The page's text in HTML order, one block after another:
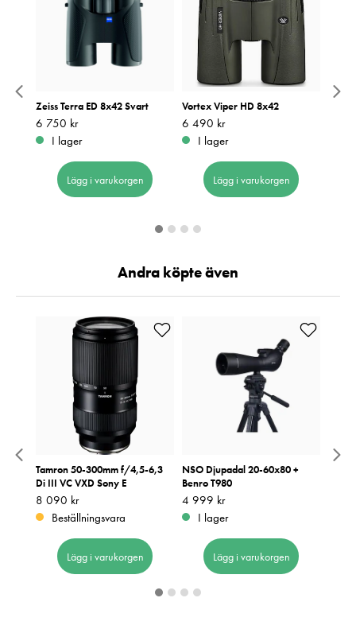
Zeiss Terra ED 8x42 Svart
Pris:6 750 kr
6 750 kr
I lager
Lägg i varukorgen
Vortex Viper HD 8x42
Pris:6 490 kr
6 490 kr
I lager
Lägg i varukorgen
Andra köpte även
Tamron 50-300mm f/4,5-6,3
Di III VC VXD Sony E
Pris:8 090 kr
8 090 kr
Beställningsvara
Lägg i varukorgen
NSO Djupadal 20-60x80 +
Benro T980
Pris:4 999 kr
4 999 kr
I lager
Lägg i varukorgen